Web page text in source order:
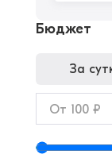
Бюджет
За